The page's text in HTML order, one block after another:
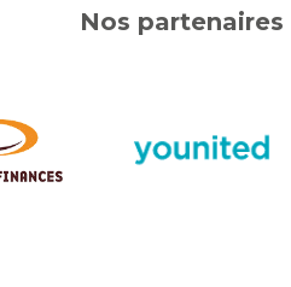
Nos partenaires